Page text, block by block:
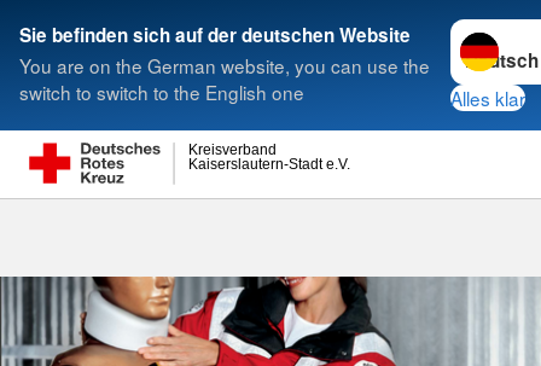
Sie befinden sich auf der deutschen Website
You are on the German website, you can use the
switch to switch to the English one
Sprache
Alles klar
Kaiserslautern-Stadt e.V.
Kreisverband
Suche